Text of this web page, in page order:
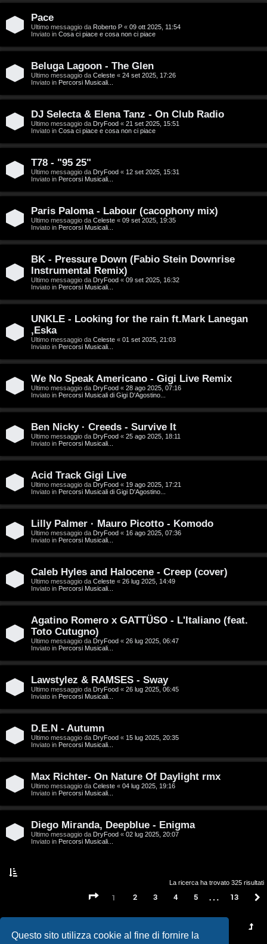
Questo sito utilizza cookie al fine di fornire la
s
t
a
A
r
g
o
m
e
n
t
i
a
t
t
v
i
C
e
r
c
a
F
A
Q
Pace
Ultimo messaggio da Roberto P « 09 ott 2025, 11:54
Inviato in Cosa ci piace e cosa non ci piace
Beluga Lagoon - The Glen
Ultimo messaggio da Celeste « 24 set 2025, 17:26
Inviato in Percorsi Musicali...
DJ Selecta & Elena Tanz - On Club Radio
Ultimo messaggio da DryFood « 21 set 2025, 15:51
Inviato in Cosa ci piace e cosa non ci piace
T78 - "95 25"
Ultimo messaggio da DryFood « 12 set 2025, 15:31
Inviato in Percorsi Musicali...
Paris Paloma - Labour (cacophony mix)
Ultimo messaggio da Celeste « 09 set 2025, 19:35
Inviato in Percorsi Musicali...
BK - Pressure Down (Fabio Stein Downrise
Instrumental Remix)
Ultimo messaggio da DryFood « 09 set 2025, 16:32
Inviato in Percorsi Musicali...
UNKLE - Looking for the rain ft.Mark Lanegan
,Eska
Ultimo messaggio da Celeste « 01 set 2025, 21:03
Inviato in Percorsi Musicali...
We No Speak Americano - Gigi Live Remix
Ultimo messaggio da DryFood « 28 ago 2025, 07:16
Inviato in Percorsi Musicali di Gigi D'Agostino...
Ben Nicky · Creeds - Survive It
Ultimo messaggio da DryFood « 25 ago 2025, 18:11
Inviato in Percorsi Musicali...
Acid Track Gigi Live
Ultimo messaggio da DryFood « 19 ago 2025, 17:21
Inviato in Percorsi Musicali di Gigi D'Agostino...
Lilly Palmer · Mauro Picotto - Komodo
Ultimo messaggio da DryFood « 16 ago 2025, 07:36
Inviato in Percorsi Musicali...
Caleb Hyles and Halocene - Creep (cover)
Ultimo messaggio da Celeste « 26 lug 2025, 14:49
Inviato in Percorsi Musicali...
Agatino Romero x GATTÜSO - L'Italiano (feat.
Toto Cutugno)
Ultimo messaggio da DryFood « 26 lug 2025, 06:47
Inviato in Percorsi Musicali...
Lawstylez & RAMSES - Sway
Ultimo messaggio da DryFood « 26 lug 2025, 06:45
Inviato in Percorsi Musicali...
D.E.N - Autumn
Ultimo messaggio da DryFood « 15 lug 2025, 20:35
Inviato in Percorsi Musicali...
Max Richter- On Nature Of Daylight rmx
Ultimo messaggio da Celeste « 04 lug 2025, 19:16
Inviato in Percorsi Musicali...
Diego Miranda, Deepblue - Enigma
Ultimo messaggio da DryFood « 02 lug 2025, 20:07
Inviato in Percorsi Musicali...
La ricerca ha trovato 325 risultati
Pagina di
1 2 3 4 5 … 13
s
t
i
n
o
i
n
T
o
u
r
u
s
c
a
:
C
D
/
V
i
n
i
l
i
/
D
g
i
t
a
S
t
o
r
e
:
G